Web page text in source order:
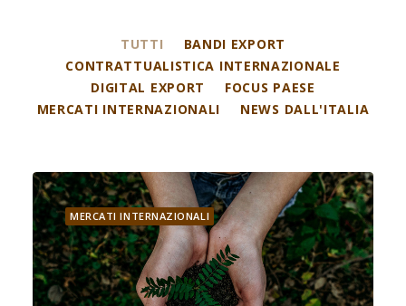
TUTTI
BANDI EXPORT
CONTRATTUALISTICA INTERNAZIONALE
DIGITAL EXPORT
FOCUS PAESE
MERCATI INTERNAZIONALI
NEWS DALL'ITALIA
MERCATI INTERNAZIONALI